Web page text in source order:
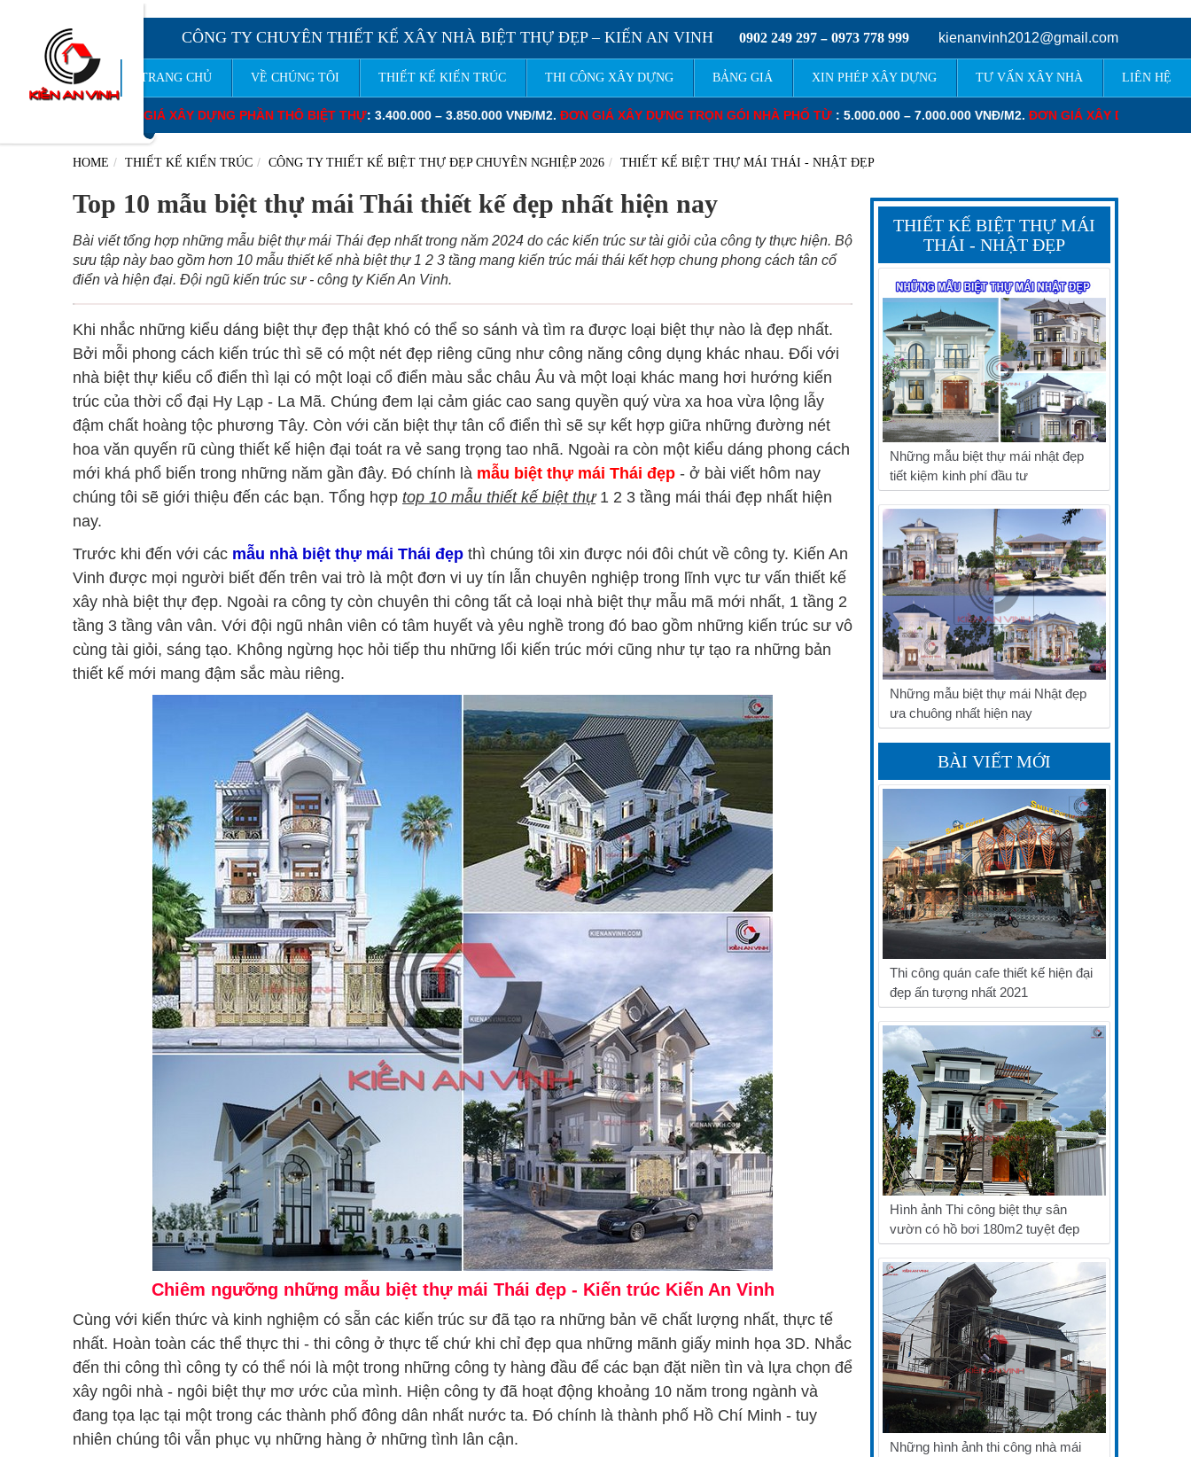
CÔNG TY CHUYÊN THIẾT KẾ XÂY NHÀ BIỆT THỰ ĐẸP – KIẾN AN VINH 0902 249 297 – 0973 778 999 kienanvinh2012@gmail.com
TRANG CHỦ VỀ CHÚNG TÔI THIẾT KẾ KIẾN TRÚC THI CÔNG XÂY DỰNG BẢNG GIÁ XIN PHÉP XÂY DỰNG TƯ VẤN XÂY NHÀ LIÊN HỆ
DỰNG PHẦN THÔ BIỆT THỰ : 3.400.000 – 3.850.000 VNĐ/M2.ĐƠN GIÁ XÂY DỰNG TRỌN GÓI NHÀ PHỐ TỪ: 5.000.000 – 7.000.000 VNĐ/M2.ĐƠN GIÁ XÂY DỰNG TRỌN GÓI BIỆT THỰ TỪ
HOME THIẾT KẾ KIẾN TRÚC CÔNG TY THIẾT KẾ BIỆT THỰ ĐẸP CHUYÊN NGHIỆP 2026 THIẾT KẾ BIỆT THỰ MÁI THÁI - NHẬT ĐẸP
Top 10 mẫu biệt thự mái Thái thiết kế đẹp nhất hiện nay
Bài viết tổng hợp những mẫu biệt thự mái Thái đẹp nhất trong năm 2024 do các kiến trúc sư tài giỏi của công ty thực hiện. Bộ
sưu tập này bao gồm hơn 10 mẫu thiết kế nhà biệt thự 1 2 3 tầng mang kiến trúc mái thái kết hợp chung phong cách tân cổ
điển và hiện đại. Đội ngũ kiến trúc sư - công ty Kiến An Vinh.
Khi nhắc những kiểu dáng biệt thự đẹp thật khó có thể so sánh và tìm ra được loại biệt thự nào là đẹp nhất.
Bởi mỗi phong cách kiến trúc thì sẽ có một nét đẹp riêng cũng như công năng công dụng khác nhau. Đối với
nhà biệt thự kiểu cổ điển thì lại có một loại cổ điển màu sắc châu Âu và một loại khác mang hơi hướng kiến
trúc của thời cổ đại Hy Lạp - La Mã. Chúng đem lại cảm giác cao sang quyền quý vừa xa hoa vừa lộng lẫy
đậm chất hoàng tộc phương Tây. Còn với căn biệt thự tân cổ điển thì sẽ sự kết hợp giữa những đường nét
hoa văn quyến rũ cùng thiết kế hiện đại toát ra vẻ sang trọng tao nhã. Ngoài ra còn một kiểu dáng phong cách
mới khá phổ biến trong những năm gần đây. Đó chính là mẫu biệt thự mái Thái đẹp - ở bài viết hôm nay
chúng tôi sẽ giới thiệu đến các bạn. Tổng hợp top 10 mẫu thiết kế biệt thự1 2 3 tầng mái thái đẹp nhất hiện
nay.
Trước khi đến với các mẫu nhà biệt thự mái Thái đẹp thì chúng tôi xin được nói đôi chút về công ty. Kiến An
Vinh được mọi người biết đến trên vai trò là một đơn vi uy tín lẫn chuyên nghiệp trong lĩnh vực tư vấn thiết kế
xây nhà biệt thự đẹp. Ngoài ra công ty còn chuyên thi công tất cả loại nhà biệt thự mẫu mã mới nhất, 1 tầng 2
tầng 3 tầng vân vân. Với đội ngũ nhân viên có tâm huyết và yêu nghề trong đó bao gồm những kiến trúc sư vô
cùng tài giỏi, sáng tạo. Không ngừng học hỏi tiếp thu những lối kiến trúc mới cũng như tự tạo ra những bản
thiết kế mới mang đậm sắc màu riêng.
Chiêm ngưỡng những mẫu biệt thự mái Thái đẹp - Kiến trúc Kiến An Vinh
Cùng với kiến thức và kinh nghiệm có sẵn các kiến trúc sư đã tạo ra những bản vẽ chất lượng nhất, thực tế
nhất. Hoàn toàn các thể thực thi - thi công ở thực tế chứ khi chỉ đẹp qua những mãnh giấy minh họa 3D. Nhắc
đến thi công thì công ty có thể nói là một trong những công ty hàng đầu để các bạn đặt niền tìn và lựa chọn để
xây ngôi nhà - ngôi biệt thự mơ ước của mình. Hiện công ty đã hoạt động khoảng 10 năm trong ngành và
đang tọa lạc tại một trong các thành phố đông dân nhất nước ta. Đó chính là thành phố Hồ Chí Minh - tuy
nhiên chúng tôi vẫn phục vụ những hàng ở những tình lân cận.
THIẾT KẾ BIỆT THỰ MÁI
THÁI - NHẬT ĐẸP
Những mẫu biệt thự mái nhật đẹp
tiết kiệm kinh phí đầu tư
Những mẫu biệt thự mái Nhật đẹp
ưa chuông nhất hiện nay
BÀI VIẾT MỚI
Thi công quán cafe thiết kế hiện đại
đẹp ấn tượng nhất 2021
Hình ảnh Thi công biệt thự sân
vườn có hồ bơi 180m2 tuyệt đẹp
Những hình ảnh thi công nhà mái